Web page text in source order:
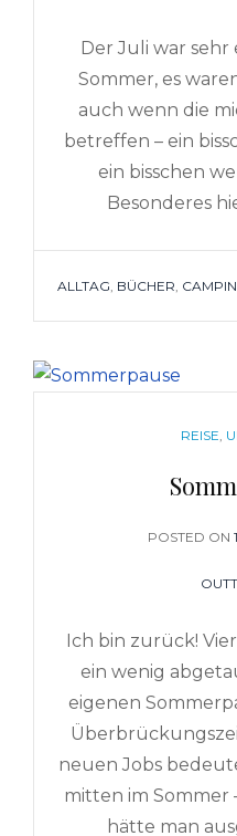
Der Juli war sehr
Sommer, es
auch wenn die
betreffen – ein
ein bisschen
Besonderes
TAGS
ALLTAG BÜCHER
REISE
POSTED ON
Ich bin zurück!
ein wenig
eigenen
neuen Jobs
mitten im Sommer
hätte man